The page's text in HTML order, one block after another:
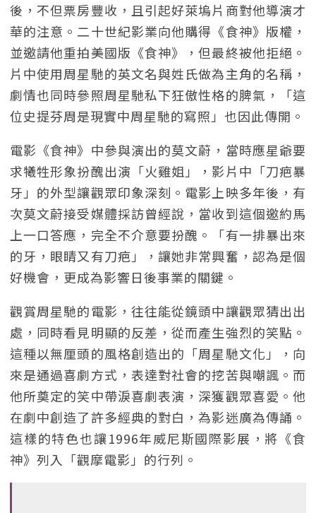
後，不但票房豐收，且引起好萊塢片商對他導演才
華的注意。二十世紀影業向他購得《食神》版權，
並邀請他重拍美國版《食神》，但最終被他拒絕。
片中使用周星馳的英文名與姓氏做為主角的名稱，
劇情也同時參照周星馳私下狂傲性格的脾氣，「這
位史提芬周是現實中周星馳的寫照」也因此傳開。
電影《食神》中參與演出的莫文蔚，當時應星爺要
求犧牲形象扮醜出演「火雞姐」，影片中「刀疤暴
牙」的外型讓觀眾印象深刻。電影上映多年後，有
次莫文蔚接受媒體採訪曾經說，當收到這個邀約馬
上一口答應，完全不介意要扮醜。「有一排暴出來
的牙，眼睛又有刀疤」，讓她非常興奮，認為是個
好機會，更成為影響日後事業的關鍵。
觀賞周星馳的電影，往往能從鏡頭中讓觀眾猜出出
處，同時看見明顯的反差，從而產生強烈的笑點。
這種以無厘頭的風格創造出的「周星馳文化」，向
來是通過喜劇方式，表達對社會的挖苦與嘲諷。而
他所奠定的笑中帶淚喜劇表演，深獲觀眾喜愛。他
在劇中創造了許多經典的對白，為影迷廣為傳誦。
這樣的特色也讓1996年威尼斯國際影展，將《食
神》列入「觀摩電影」的行列。